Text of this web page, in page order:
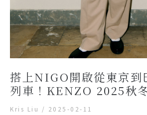
搭上NIGO開啟從東京到
列車！KENZO 2025秋
Kris Liu / 2025-02-11